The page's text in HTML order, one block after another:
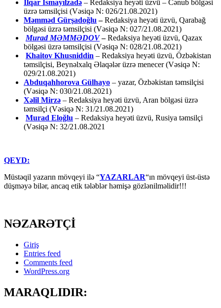
İlqar İsmayılzadə – Redaksiya heyəti üzvü – Cənub bölgəsi
üzrə təmsilçisi (Vəsiqə N: 026/21.08.2021)
Məmməd Gürşadoğlu –Redaksiya heyəti üzvü, Qarabağ
bölgəsi üzrə təmsilçisi (Vəsiqə N: 027/21.08.2021)
Murad MƏMMƏDOV –Redaksiya heyəti üzvü, Qazax
bölgəsi üzrə təmsilçisi (Vəsiqə N: 028/21.08.2021)
Khaitov Khusniddin – Redaksiya heyəti üzvü, Özbəkistan
təmsilçisi, Beynəlxalq Əlaqələr üzrə menecer (Vəsiqə N:
029/21.08.2021)
Abduqahhorova Gülhayo – yazar, Özbəkistan təmsilçisi
(Vəsiqə N: 030/21.08.2021)
Xəlil Mirzə – Redaksiya heyəti üzvü, Aran bölgəsi üzrə
təmsilçi (Vəsiqə N: 31/21.08.2021)
Murad Eloğlu – Redaksiya heyəti üzvü, Rusiya təmsilçi
(Vəsiqə N: 32/21.08.2021
QEYD:
Müstəqil yazarın mövqeyi ilə “YAZARLAR“ın mövqeyi üst-üstə
düşməyə bilər, ancaq etik tələblər həmişə gözlənilməlidir!!!
NƏZARƏTÇİ
Giriş
Entries feed
Comments feed
WordPress.org
MARAQLIDIR: